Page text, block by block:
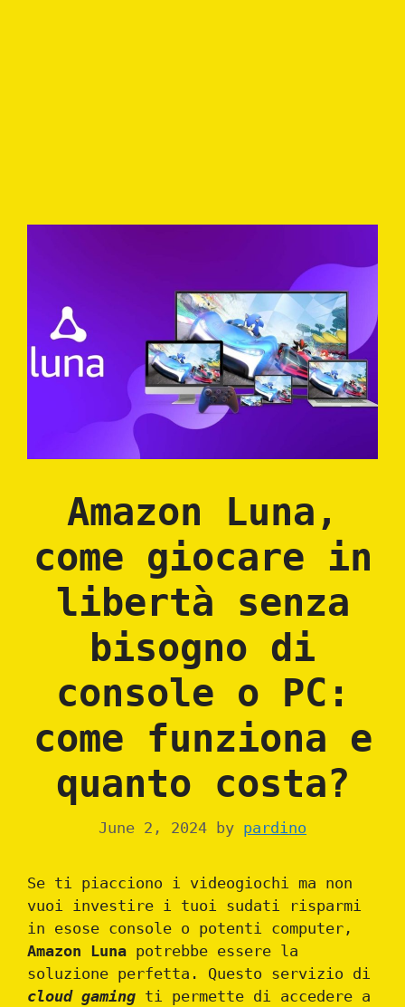
Amazon Luna,
come giocare in
libertà senza
bisogno di
console o PC:
come funziona e
quanto costa?
June 2, 2024 by pardino
Se ti piacciono i videogiochi ma non
vuoi investire i tuoi sudati risparmi
in esose console o potenti computer,
Amazon Luna potrebbe essere la
soluzione perfetta. Questo servizio di
cloud gaming ti permette di accedere a